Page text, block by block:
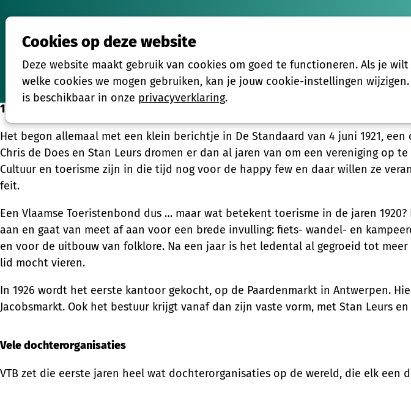
Cookies op deze website
Deze website maakt gebruik van cookies om goed te functioneren. Als je wilt
welke cookies we mogen gebruiken, kan je jouw cookie-instellingen
is beschikbaar in onze privacyverklaring.
Home
Activiteiten Vrijwilligers Groepen
1922: oprichting Vlaamse Toeristenbond
Het begon allemaal met een klein berichtje in De Standaard van 4 juni 1921,
Chris de Does en Stan Leurs dromen er dan al jaren van om een vereniging
Cultuur en toerisme zijn in die tijd nog voor de happy few en daar willen ze
feit.
Een Vlaamse Toeristenbond dus … maar wat betekent toerisme in de jaren
aan en gaat van meet af aan voor een brede invulling: fiets- wandel- en
en voor de uitbouw van folklore. Na een jaar is het ledental al gegroeid tot
lid mocht vieren.
In 1926 wordt het eerste kantoor gekocht, op de Paardenmarkt in Antwerpen.
Jacobsmarkt. Ook het bestuur krijgt vanaf dan zijn vaste vorm, met Stan Leurs
Vele dochterorganisaties
VTB zet die eerste jaren heel wat dochterorganisaties op de wereld, die elk een